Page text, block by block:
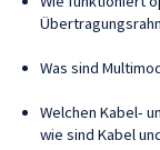
Was sind
Welchen Kabel-
wie sind Kabel